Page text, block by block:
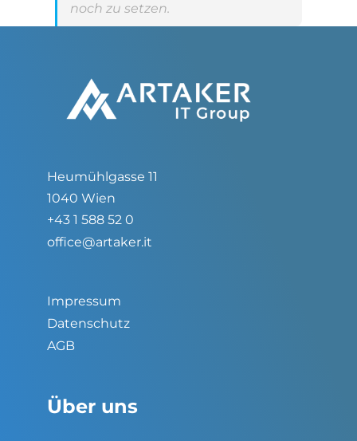
noch zu setzen.
Heumühlgasse 11
1040 Wien
+43 1 588 52 0
office@artaker.it
Impressum
Datenschutz
AGB
Über uns